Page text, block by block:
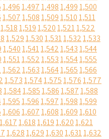
1,4961,4971,4981,4991,500
1,5071,5081,5091,5101,511
1,5181,5191,5201,5211,522
1,5291,5301,5311,5321,533
1,5401,5411,5421,5431,544
1,5511,5521,5531,5541,555
1,5621,5631,5641,5651,566
1,5731,5741,5751,5761,577
1,5841,5851,5861,5871,588
1,5951,5961,5971,5981,599
1,6061,6071,6081,6091,610
1,6171,6181,6191,6201,621
1,6281,6291,6301,6311,632